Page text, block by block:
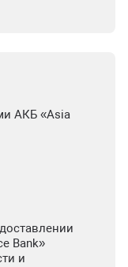
АКБ «Asia
Bank»
и